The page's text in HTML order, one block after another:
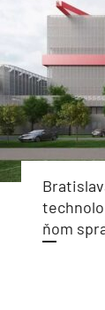
ňom